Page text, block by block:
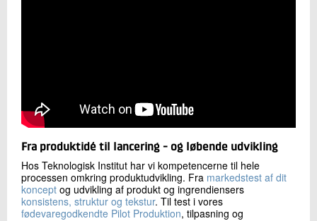
Fra produktidé til lancering - og løbende udvikling
Hos Teknologisk Institut har vi kompetencerne til hele
processen omkring produktudvikling. Fra markedstest af dit
koncept og udvikling af produkt og ingrendiensers
konsistens, struktur og tekstur. Til test i vores
fødevaregodkendte Pilot Produktion, tilpasning og